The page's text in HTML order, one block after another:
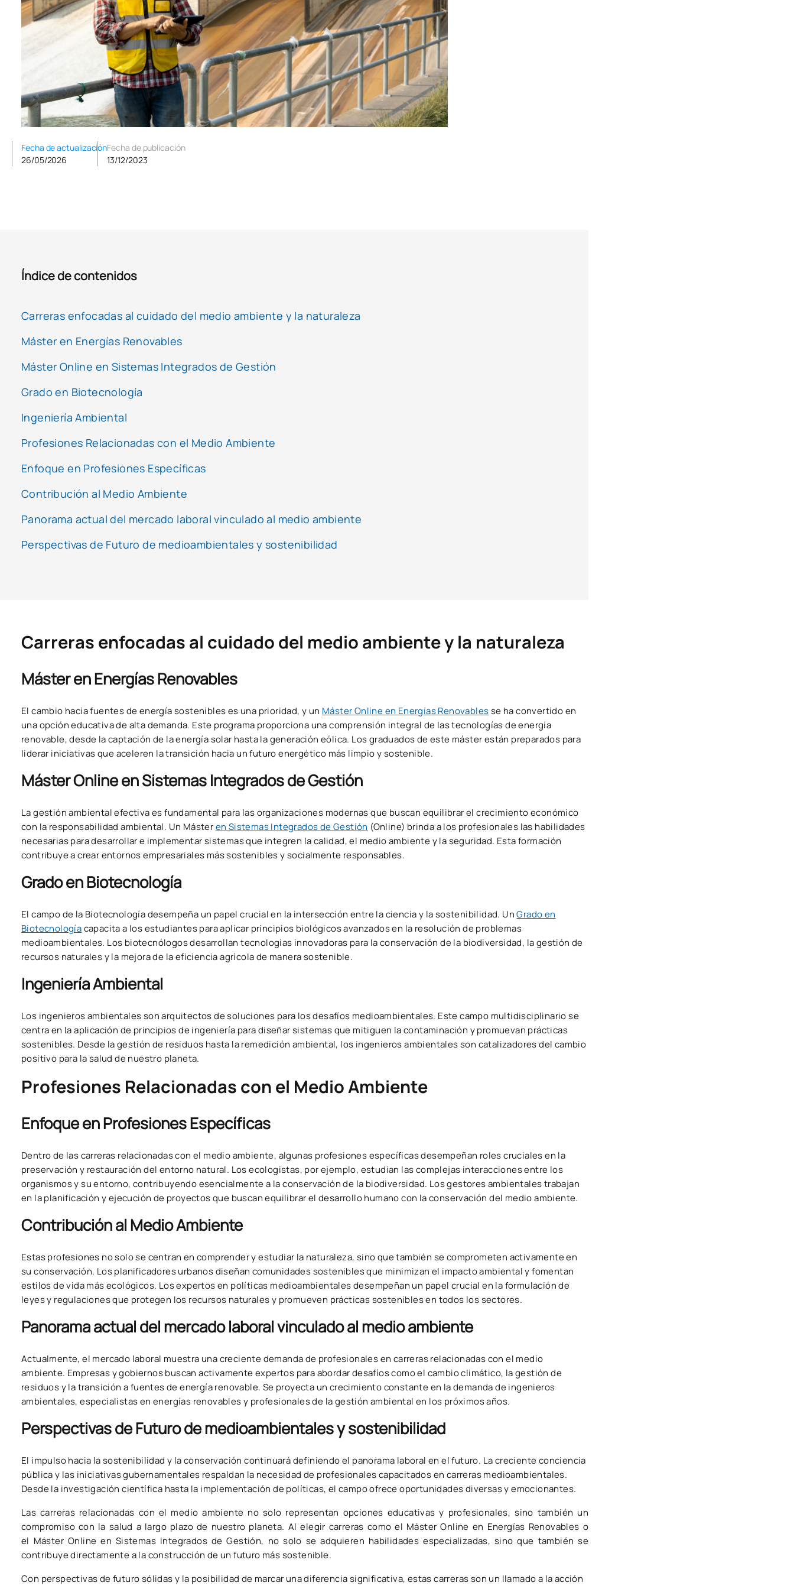
Fecha de actualización
26/05/2026
Fecha de publicación
13/12/2023
Índice de contenidos
Carreras enfocadas al cuidado del medio ambiente y la naturaleza
Máster en Energías Renovables
Máster Online en Sistemas Integrados de Gestión
Grado en Biotecnología
Ingeniería Ambiental
Profesiones Relacionadas con el Medio Ambiente
Enfoque en Profesiones Específicas
Contribución al Medio Ambiente
Panorama actual del mercado laboral vinculado al medio ambiente
Perspectivas de Futuro de medioambientales y sostenibilidad
Carreras enfocadas al cuidado del medio ambiente y la naturaleza
Máster en Energías Renovables
El cambio hacia fuentes de energía sostenibles es una prioridad, y un Máster Onlineen Energías Renovablesse ha convertido en
una opción educativa de alta demanda. Este programa proporciona una comprensión integral de las tecnologías de energía
renovable, desde la captación de la energía solar hasta la generación eólica. Los graduados de este máster están preparados para
liderar iniciativas que aceleren la transición hacia un futuro energético más limpio y sostenible.
Máster Online en Sistemas Integrados de Gestión
La gestión ambiental efectiva es fundamental para las organizaciones modernas que buscan equilibrar el crecimiento económico
con la responsabilidad ambiental. Un Másteren Sistemas Integrados de Gestión (Online) brinda a los profesionales las habilidades
necesarias para desarrollar e implementar sistemas que integren la calidad, el medio ambiente y la seguridad. Esta formación
contribuye a crear entornos empresariales más sostenibles y socialmente responsables.
Grado en Biotecnología
El campo de la Biotecnología desempeña un papel crucial en la intersección entre la ciencia y la sostenibilidad. UnGrado en
Biotecnologíacapacita a los estudiantes para aplicar principios biológicos avanzados en la resolución de problemas
medioambientales. Los biotecnólogos desarrollan tecnologías innovadoras para la conservación de la biodiversidad, la gestión de
recursos naturales y la mejora de la eficiencia agrícola de manera sostenible.
Ingeniería Ambiental
Los ingenieros ambientales son arquitectos de soluciones para los desafíos medioambientales. Este campo multidisciplinario se
centra en la aplicación de principios de ingeniería para diseñar sistemas que mitiguen la contaminación y promuevan prácticas
sostenibles. Desde la gestión de residuos hasta la remedición ambiental, los ingenieros ambientales son catalizadores del cambio
positivo para la salud de nuestro planeta.
Profesiones Relacionadas con el Medio Ambiente
Enfoque en Profesiones Específicas
Dentro de las carreras relacionadas con el medio ambiente, algunas profesiones específicas desempeñan roles cruciales en la
preservación y restauración del entorno natural. Los ecologistas, por ejemplo, estudian las complejas interacciones entre los
organismos y su entorno, contribuyendo esencialmente a la conservación de la biodiversidad. Los gestores ambientales trabajan
en la planificación y ejecución de proyectos que buscan equilibrar el desarrollo humano con la conservación del medio ambiente.
Contribución al Medio Ambiente
Estas profesiones no solo se centran en comprender y estudiar la naturaleza, sino que también se comprometen activamente en
su conservación. Los planificadores urbanos diseñan comunidades sostenibles que minimizan el impacto ambiental y fomentan
estilos de vida más ecológicos. Los expertos en políticas medioambientales desempeñan un papel crucial en la formulación de
leyes y regulaciones que protegen los recursos naturales y promueven prácticas sostenibles en todos los sectores.
Panorama actual del mercado laboral vinculado al medio ambiente
Actualmente, el mercado laboral muestra una creciente demanda de profesionales en carreras relacionadas con el medio
ambiente. Empresas y gobiernos buscan activamente expertos para abordar desafíos como el cambio climático, la gestión de
residuos y la transición a fuentes de energía renovable. Se proyecta un crecimiento constante en la demanda de ingenieros
ambientales, especialistas en energías renovables y profesionales de la gestión ambiental en los próximos años.
Perspectivas de Futuro de medioambientales y sostenibilidad
El impulso hacia la sostenibilidad y la conservación continuará definiendo el panorama laboral en el futuro. La creciente conciencia
pública y las iniciativas gubernamentales respaldan la necesidad de profesionales capacitados en carreras medioambientales.
Desde la investigación científica hasta la implementación de políticas, el campo ofrece oportunidades diversas y emocionantes.
Las carreras relacionadas con el medio ambiente no solo representan opciones educativas y profesionales, sino también un
compromiso con la salud a largo plazo de nuestro planeta. Al elegir carreras como el Máster Online en Energías Renovables o
el Máster Online en Sistemas Integrados de Gestión, no solo se adquieren habilidades especializadas, sino que también se
contribuye directamente a la construcción de un futuro más sostenible.
Con perspectivas de futuro sólidas y la posibilidad de marcar una diferencia significativa, estas carreras son un llamado a la acción